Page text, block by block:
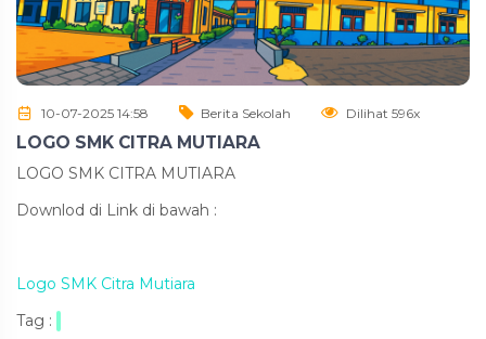
10-07-2025 14:58 Berita Sekolah Dilihat 596x
LOGO SMK CITRA MUTIARA
LOGO SMK CITRA MUTIARA
Downlod di Link di bawah :
Logo SMK Citra Mutiara
Tag :